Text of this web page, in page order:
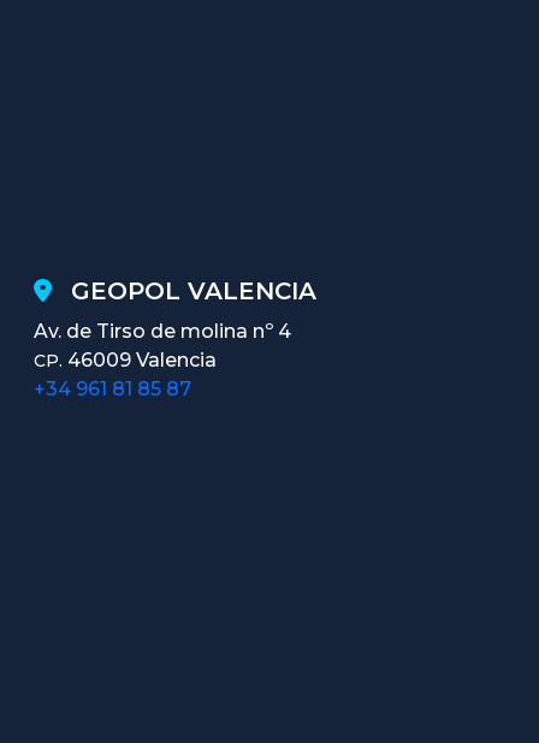
GEOPOL VALENCIA
Av. de Tirso de molina nº 4
CP. 46009 Valencia
+34 961 81 85 87